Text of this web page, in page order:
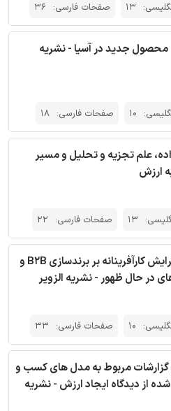
13 صفحات فارسی: 36
محصول جدید در آسیا - نشریه
10 صفحات فارسی: 18
علم تجزیه و تحلیل و مسیر
ارزش
13 صفحات فارسی: 22
ترجمه مقاله تاثیر گرایش کارآفرینانه بر برندسازی B2B و
در حال ظهور - نشریه الزویر
10 صفحات فارسی: 33
گزارشات مربوط به مدل های کسب و
شده از دیدگاه ایجاد ارزش - نشریه